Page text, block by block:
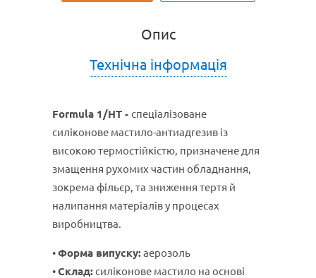
Опис
Технічна інформація
Formula 1/HT - спеціалізоване
силіконове мастило-антиадгезив із
високою термостійкістю, призначене для
змащення рухомих частин обладнання,
зокрема фільєр, та зниження тертя й
налипання матеріалів у процесах
виробництва.
•Форма випуску:аерозоль
•Склад:силіконове мастило на основі